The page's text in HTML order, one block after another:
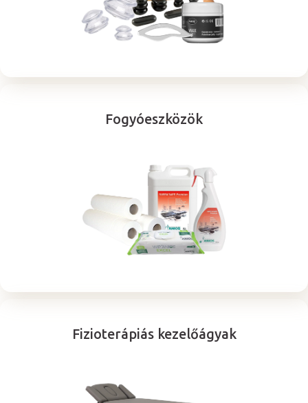
Fogyóeszközök
Fizioterápiás kezelőágyak